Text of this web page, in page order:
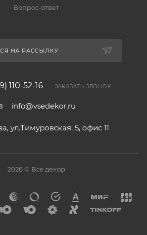
Вопрос-ответ
НА РАССЫЛКУ
110-52-16 ЗАКАЗАТЬ ЗВОНОК
info@vsedekor.ru
ул.Тимуровская, 5, офис 11
2026 © Все декор